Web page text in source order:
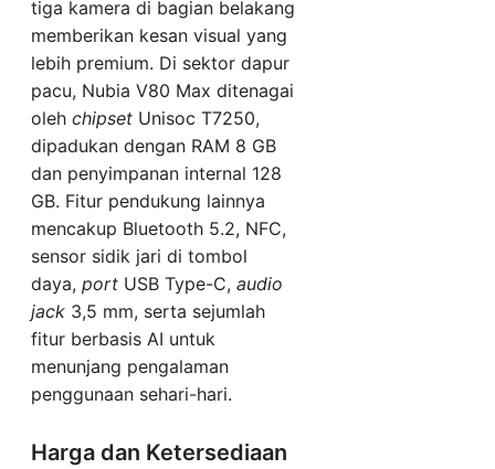
tiga kamera di bagian belakang
memberikan kesan visual yang
lebih premium. Di sektor dapur
pacu, Nubia V80 Max ditenagai
oleh chipset Unisoc T7250,
dipadukan dengan RAM 8 GB
dan penyimpanan internal 128
GB. Fitur pendukung lainnya
mencakup Bluetooth 5.2, NFC,
sensor sidik jari di tombol
daya, port USB Type-C, audio
jack 3,5 mm, serta sejumlah
fitur berbasis AI untuk
menunjang pengalaman
penggunaan sehari-hari.
Harga dan Ketersediaan